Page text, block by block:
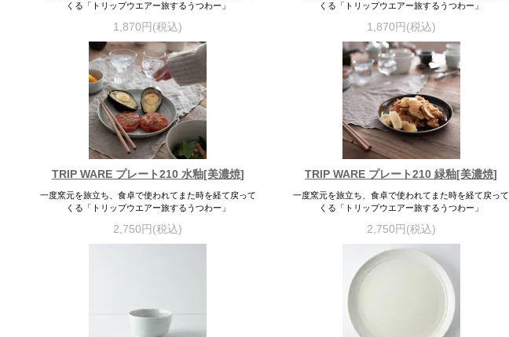
くる「トリップウエアー旅するうつわー」
1,870円(税込)
くる「トリップウエアー旅するうつわー」
1,870円(税込)
TRIP WARE プレート210 水釉[美濃焼]
一度窯元を旅立ち、食卓で使われてまた時を経て戻って
くる「トリップウエアー旅するうつわー」
2,750円(税込)
TRIP WARE プレート210 緑釉[美濃焼]
一度窯元を旅立ち、食卓で使われてまた時を経て戻って
くる「トリップウエアー旅するうつわー」
2,750円(税込)